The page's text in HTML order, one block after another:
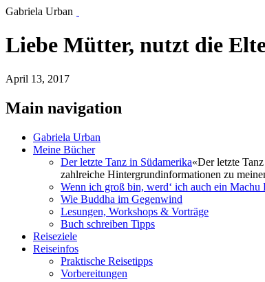
Gabriela Urban
Liebe Mütter, nutzt die
April 13, 2017
Main navigation
Gabriela Urban
Meine Bücher
Der letzte Tanz in Südamerika«Der letzte
zahlreiche Hintergrundinformationen zu
Wenn ich groß bin, werd‘ ich auch ein Machu
Wie Buddha im Gegenwind
Lesungen, Workshops & Vorträge
Buch schreiben Tipps
Reiseziele
Reiseinfos
Praktische Reisetipps
Vorbereitungen